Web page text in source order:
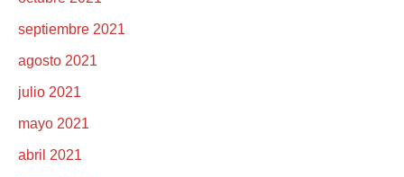
septiembre 2021
agosto 2021
julio 2021
mayo 2021
abril 2021